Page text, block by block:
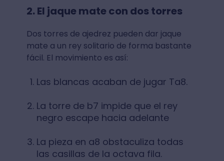
2. El jaque mate con dos torres
Dos torres de ajedrez pueden dar jaque
mate a un rey solitario de forma bastante
fácil. El movimiento es así:
Las blancas acaban de jugar Ta8.
La torre de b7 impide que el rey
negro escape hacia adelante
La pieza en a8 obstaculiza todas
las casillas de la octava fila.